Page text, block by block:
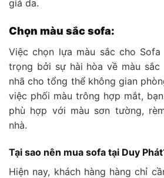
giả da.
Chọn màu sắc sofa:
Việc chọn lựa màu sắc cho
trọng bởi sự hài hòa về màu sắc
nhã cho tổng thể không gian
việc phối màu trông hợp mắt,
phù hợp với màu sơn tường,
nhà.
Tại sao nên mua sofa tại Duy
Hiện nay, khách hàng hàng chỉ